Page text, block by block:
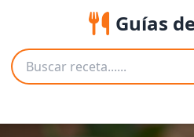
Guías